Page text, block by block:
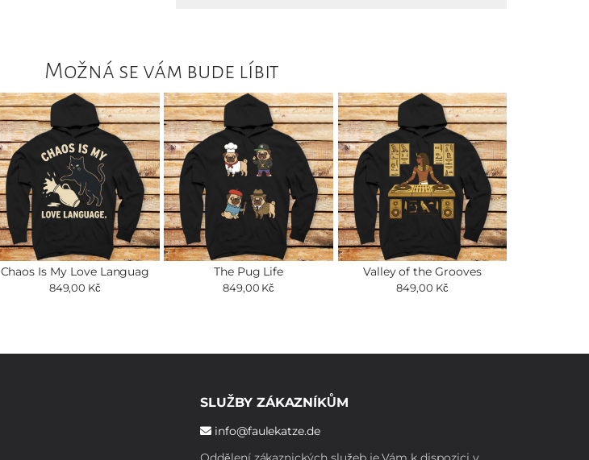
Možná se vám bude líbit
Chaos Is My Love Languag
849,00 Kč
The Pug Life
849,00 Kč
Valley of the Grooves
849,00 Kč
SLUŽBY ZÁKAZNÍKŮM
info@faulekatze.de